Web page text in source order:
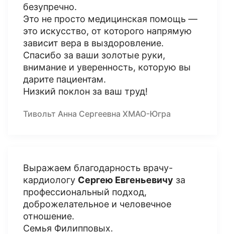
безупречно.
Это не просто медицинская помощь —
это искусство, от которого напрямую
зависит вера в выздоровление.
Спасибо за ваши золотые руки,
внимание и уверенность, которую вы
дарите пациентам.
Низкий поклон за ваш труд!
Тивольт Анна Сергеевна ХМАО-Югра
Выражаем благодарность врачу-
кардиологу Сергею Евгеньевичу за
профессиональный подход,
доброжелательное и человечное
отношение.
Семья Филипповых.